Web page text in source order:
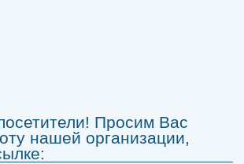
Просим Вас
нашей организации,